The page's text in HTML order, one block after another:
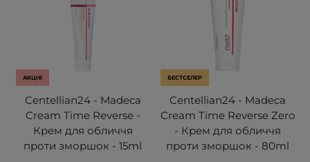
АКЦІЯ
Centellian24 - Madeca
Cream Time Reverse -
Крем для обличчя
проти зморшок - 15ml
БЕСТСЕЛЕР
Centellian24 - Madeca
Cream Time Reverse Zero
- Крем для обличчя
проти зморшок - 80ml